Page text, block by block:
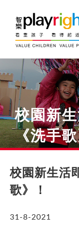
content
校園新
《洗手
校園新生活
歌》！
31-8-2021